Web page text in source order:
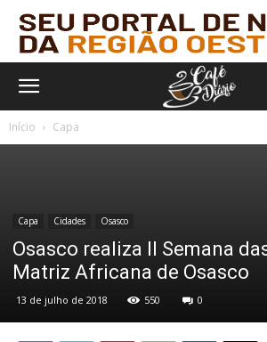
Início Capa
Capa Cidades Osasco
Osasco realiza II Semana
Matriz Africana de Osasco
13 de julho de 2018 550 0